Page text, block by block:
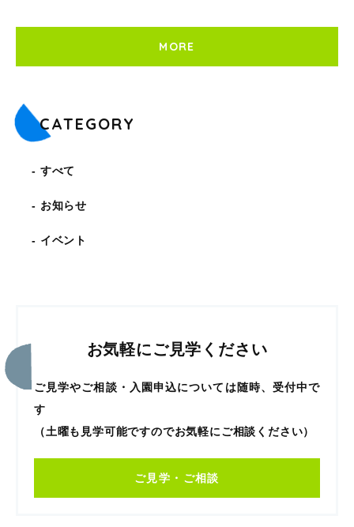
MORE
CATEGORY
すべて
お知らせ
イベント
お気軽にご見学ください
ご見学やご相談・入園申込については随時、受付中で
す
（土曜も見学可能ですのでお気軽にご相談ください）
ご見学・ご相談